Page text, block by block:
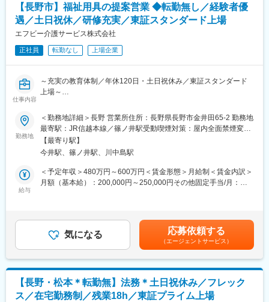
宅介護支援、有料老人ホーム、デイサービス、訪問介護、訪問看
護、小規模多機能、福祉用具事業など幅広いサービスを提供し、
地域の高齢者福祉を支えています。安定した経営基盤のもと、長
期的なキャリア形成が可能な環境です。
変更の範囲：会社の定める業務
■1日の流れ（例）
08:30 出勤・朝礼・納品準備
10:00 ご利用者様宅へ訪問し、介護ベッドなどの納品・契約対応
11:30 営業活動・ケアマネジャーとの情報共有
12:00 昼休憩
13:30 施設への納品・アフターフォロー
15:00 市役所などへの申請業務
16:00 福祉用具の引き取りや利用状況の確認
17:00 帰社後、事務処理・翌日の準備
■充実した研修を用意：
管理職に昇格した際なども、年次に合わせて研修を行うなど、教
育には積極的な企業です。
■評価制度・キャリア形成
成果だけでなく行動や人間性も評価する制度を導入。「貢献度評
たインセンティブ制度があり、頑張りがしっかり収入に還元され
ます。
■会社について
エフビー介護サービスは、介護保険制度開始当初から介護事業に
携わり、群馬・長野・栃木・新潟・埼玉を中心に事業を展開。居
宅介護支援、有料老人ホーム、デイサービス、訪問介護、訪問看
【長野市】福祉用具の提案営業 ◆転勤無し／経験者優
遇／土日祝休／研修充実／東証スタンダード上場
エフビー介護サービス株式会社
正社員 転勤なし 上場企業
仕事内容
～充実の教育体制／年休120日・土日祝休み／東証スタンダード
上場～
■業務内容
福祉用具専門相談員として、福祉用具のレンタル・販売のご提案
から納品、アフターフォローまで幅広く担当します。介護を必要
とする方やそのご家族、ケアマネジャーと連携し、一人ひとりの
生活を支えるやりがいの大きな仕事です。介護ベッドや車いすな
どの福祉用具を通じて、ご利用者様の「できる」を増やし、安心
した暮らしをサポートします。
・ケアマネジャーとの打ち合わせ、商品提案
・福祉用具の選定・納品・契約対応
■1日の流れ（例）
08:30 出勤・朝礼・納品準備
勤務地
＜勤務地詳細＞長野 営業所住所：長野県長野市金井田65-2 勤務地
最寄駅：JR信越本線／篠ノ井駅受動喫煙対策：屋内全面禁煙変更
の範囲：会社の定める事業所
【最寄り駅】
今井駅、篠ノ井駅、川中島駅
給与
＜予定年収＞480万円～600万円＜賃金形態＞月給制＜賃金内訳＞
月額（基本給）：200,000円～250,000円その他固定手当/月：
残業手当＞有＜給与補足＞■その他固定手当：エリア手当※エリア
デビュー後に支給■その他業績によりインセンティブを支給■年収
例： 年収550万円 入社6年目 副所長550万円（月給36.6万円＋賞
与）賃金はあくまでも目安の金額であり、選考を通じて上下する
可能性があります。月給(月額)は固定手当を含めた表記です。
気になる 応募依頼する
（エージェントサービス）
【長野・松本＊転勤無】法務＊土日祝休み／フレック
ス／在宅勤務制／残業18h／東証プライム上場